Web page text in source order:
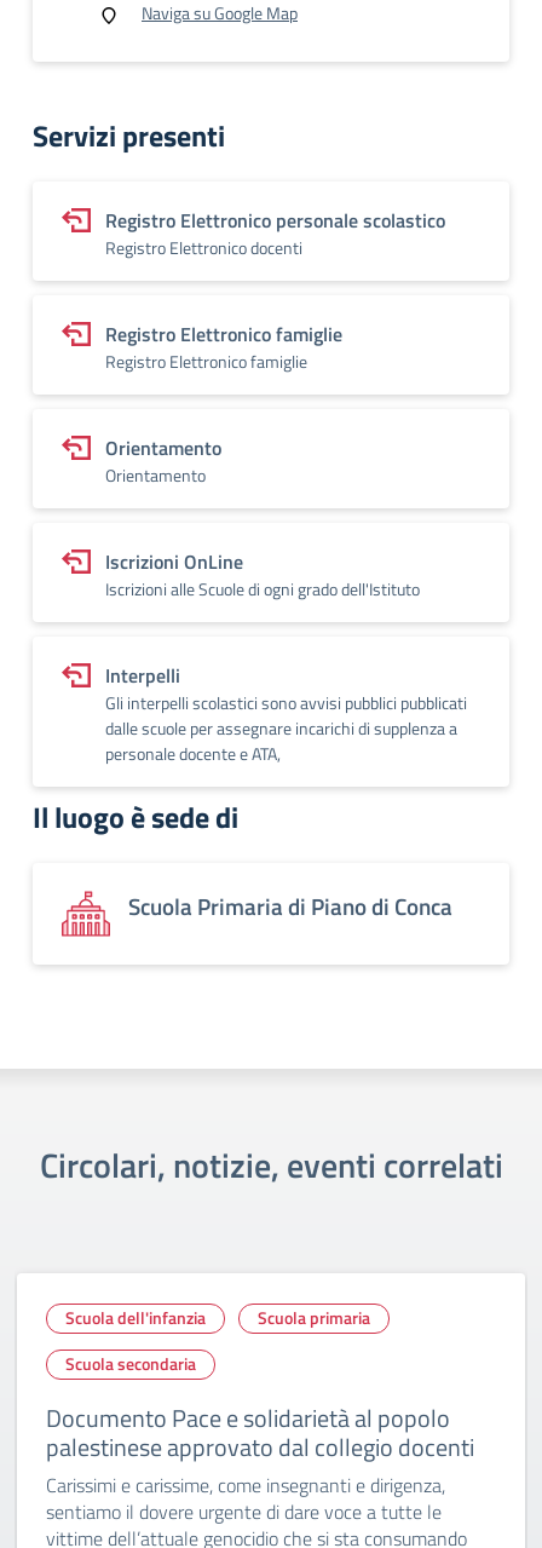
Naviga su Google Map
Servizi presenti
Registro Elettronico personale scolastico
Registro Elettronico docenti
Registro Elettronico famiglie
Registro Elettronico famiglie
Orientamento
Orientamento
Iscrizioni OnLine
Iscrizioni alle Scuole di ogni grado dell'Istituto
Interpelli
Gli interpelli scolastici sono avvisi pubblici pubblicati
dalle scuole per assegnare incarichi di supplenza a
personale docente e ATA,
Il luogo è sede di
Scuola Primaria di Piano di Conca
Circolari, notizie, eventi correlati
Scuola dell'infanzia
Scuola primaria
Scuola secondaria
Documento Pace e solidarietà al popolo
palestinese approvato dal collegio docenti
Carissimi e carissime, come insegnanti e dirigenza,
sentiamo il dovere urgente di dare voce a tutte le
vittime dell’attuale genocidio che si sta consumando